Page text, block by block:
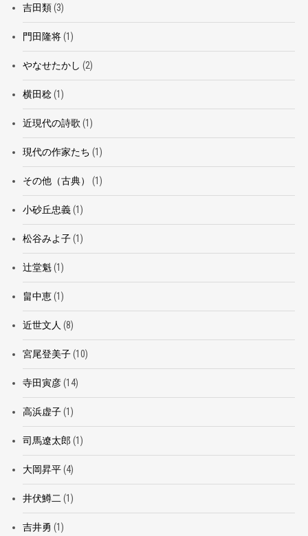
吉田類(3)
門田隆将(1)
やなせたかし (2)
横田稔(1)
近現代の詩歌 (1)
現代の作家たち (1)
その他（古典） (1)
小砂丘忠義(1)
松谷みよ子(1)
辻堂魁(1)
畠中恵(1)
近世文人 (8)
宮尾登美子(10)
寺田寅彦(14)
高浜虚子(1)
司馬遼太郎 (1)
大岡昇平(4)
井伏鱒二 (1)
吉井勇 (1)